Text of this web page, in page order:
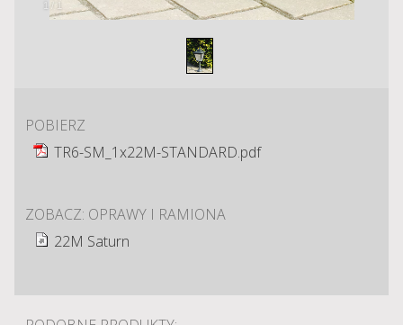
/ 1
POBIERZ
TR6-SM_1x22M-STANDARD.pdf
ZOBACZ: OPRAWY I RAMIONA
22M Saturn